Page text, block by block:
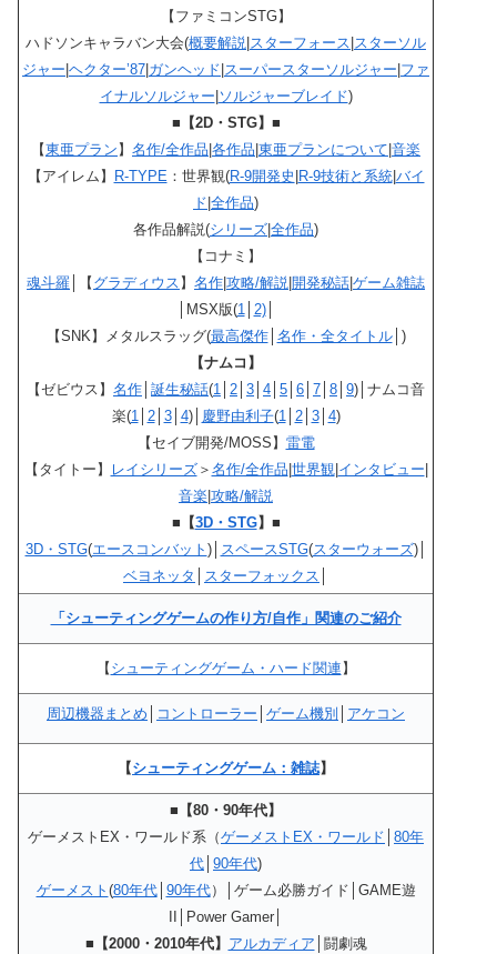
【ファミコンSTG】
ハドソンキャラバン大会(概要解説 スターフォース スターソル
ジャー ヘクター’87 ガンヘッド スーパースターソルジャー ファ
イナルソルジャー ソルジャーブレイド)
■【2D・STG】■
【東亜プラン 】 名作/全作品 各作品 東亜プランについて 音楽
【アイレム】
R-TYPE：世界観(R-9開発史 R-9技術と系統| バイ
ド 全作品)
各作品解説(シリーズ 全作品)
【コナミ】
魂斗羅 │【 グラディウス 】 名作 攻略/解説 開発秘話 ゲーム雑誌
│MSX版(1│ 2)│
【SNK】メタルスラッグ(最高傑作│ 名作・全タイトル│)
【ナムコ】
【ゼビウス】 名作 誕生秘話(1 2 3 4 5 6 7 8 9)│ナムコ音
楽(1│ 2│ 3│ 4)│ 慶野由利子(1│ 2│ 3│ 4)
【セイブ開発/MOSS】 雷電
【タイトー】
レイシリーズ＞ 名作/全作品 世界観| インタビュー
音楽 攻略/解説
■【3D・STG】■
3D・STG(エースコンバット )│ スペースSTG(スターウォーズ)│
ベヨネッタ
スターフォックス
「シューティングゲームの作り方/自作」関連のご紹介
【 シューティングゲーム・ハード関連 】
周辺機器まとめ コントローラー ゲーム機別 アケコン
【シューティングゲーム：雑誌】
■【80・90年代】
ゲーメストEX・ワールド系（ゲーメストEX・ワールド 80年
代 90年代)
ゲーメスト (80年代│ 90年代）│ゲーム必勝ガイド│GAME遊
II│Power Gamer│
■【2000・2010年代】 アルカディア │闘劇魂